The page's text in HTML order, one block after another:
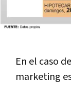
En el caso de
marketing